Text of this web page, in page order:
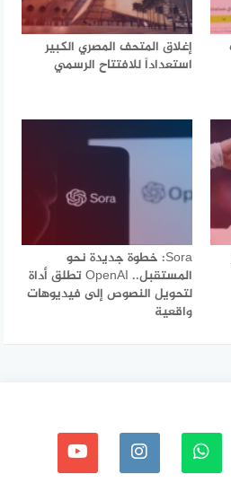
إغلاق المتحف المصري الكبير
استعداداً للافتتاح الرسمي
Sora: خطوة جديدة نحو
المستقبل.. OpenAI تطلق أداة
لتحويل النصوص إلى فيديوهات
واقعية